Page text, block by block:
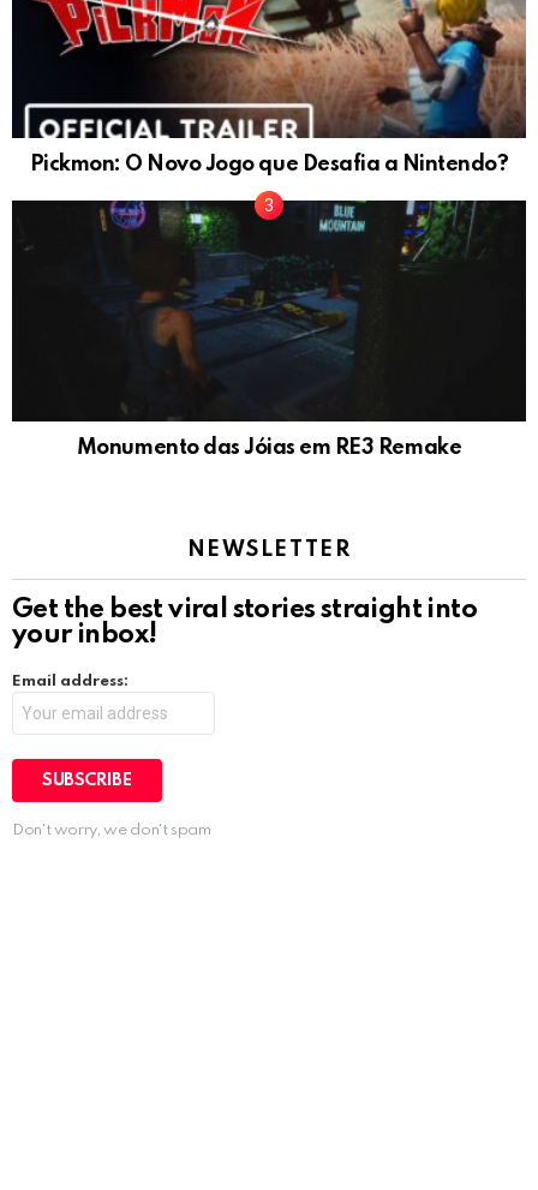
Pickmon: O Novo Jogo que Desafia a Nintendo?
Monumento das Jóias em RE3 Remake
NEWSLETTER
Get the best viral stories straight into
your inbox!
Email address:
Don't worry, we don't spam